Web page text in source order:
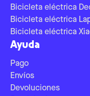
Bicicleta eléctrica
Bicicleta eléctrica
Bicicleta eléctrica
Ayuda
Pago
Envíos
Devoluciones